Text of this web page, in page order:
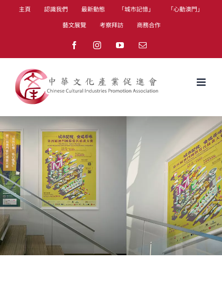
主頁 認識我們 最新動態 「城市記憶」
「心動澳門」
藝文展覽
考察拜訪 商務合作
FacebookInstagramYouTubeEmail